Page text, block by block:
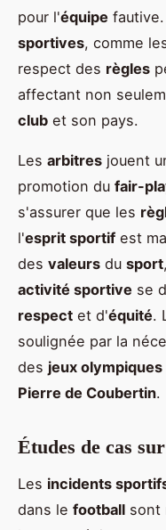
pour l'équipe
sportives, comme
respect des règles
affectant non
club et son pays.
Les arbitres jouent
promotion du fair-
s'assurer que les
l'esprit sportif est
des valeurs du sport
activité sportive se
respect et d'équité.
soulignée par la
des jeux olympiques
Pierre de Coubertin.
Études de cas
Les incidents
dans le football sont